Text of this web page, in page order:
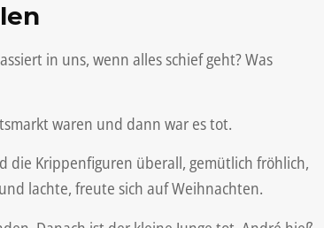
in uns, wenn alles schief geht? Was
waren und dann war es tot.
die Krippenfiguren überall, gemütlich fröhlich,
lachte, freute sich auf Weihnachten.